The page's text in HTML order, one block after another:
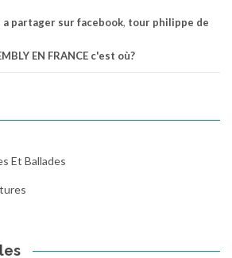
a partager sur facebook, tour philippe de
EN FRANCE c'est où?
Et Ballades